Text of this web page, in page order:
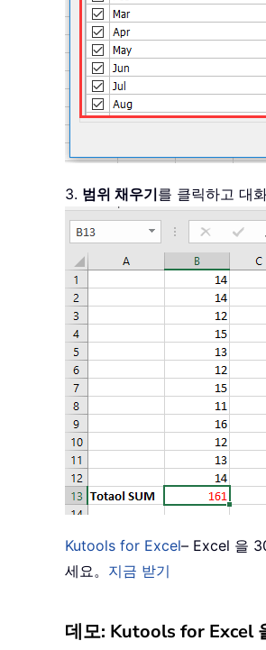
3. 범위 채우기를 클릭하고 대
Kutools for Excel– Excel 을
세요。 지금 받기
데모: Kutools for Excel